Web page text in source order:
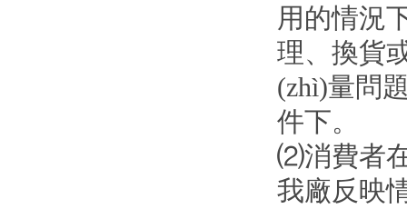
用的情況
理、換貨
(zhì)量問
件下。
⑵消費者
我廠反映情